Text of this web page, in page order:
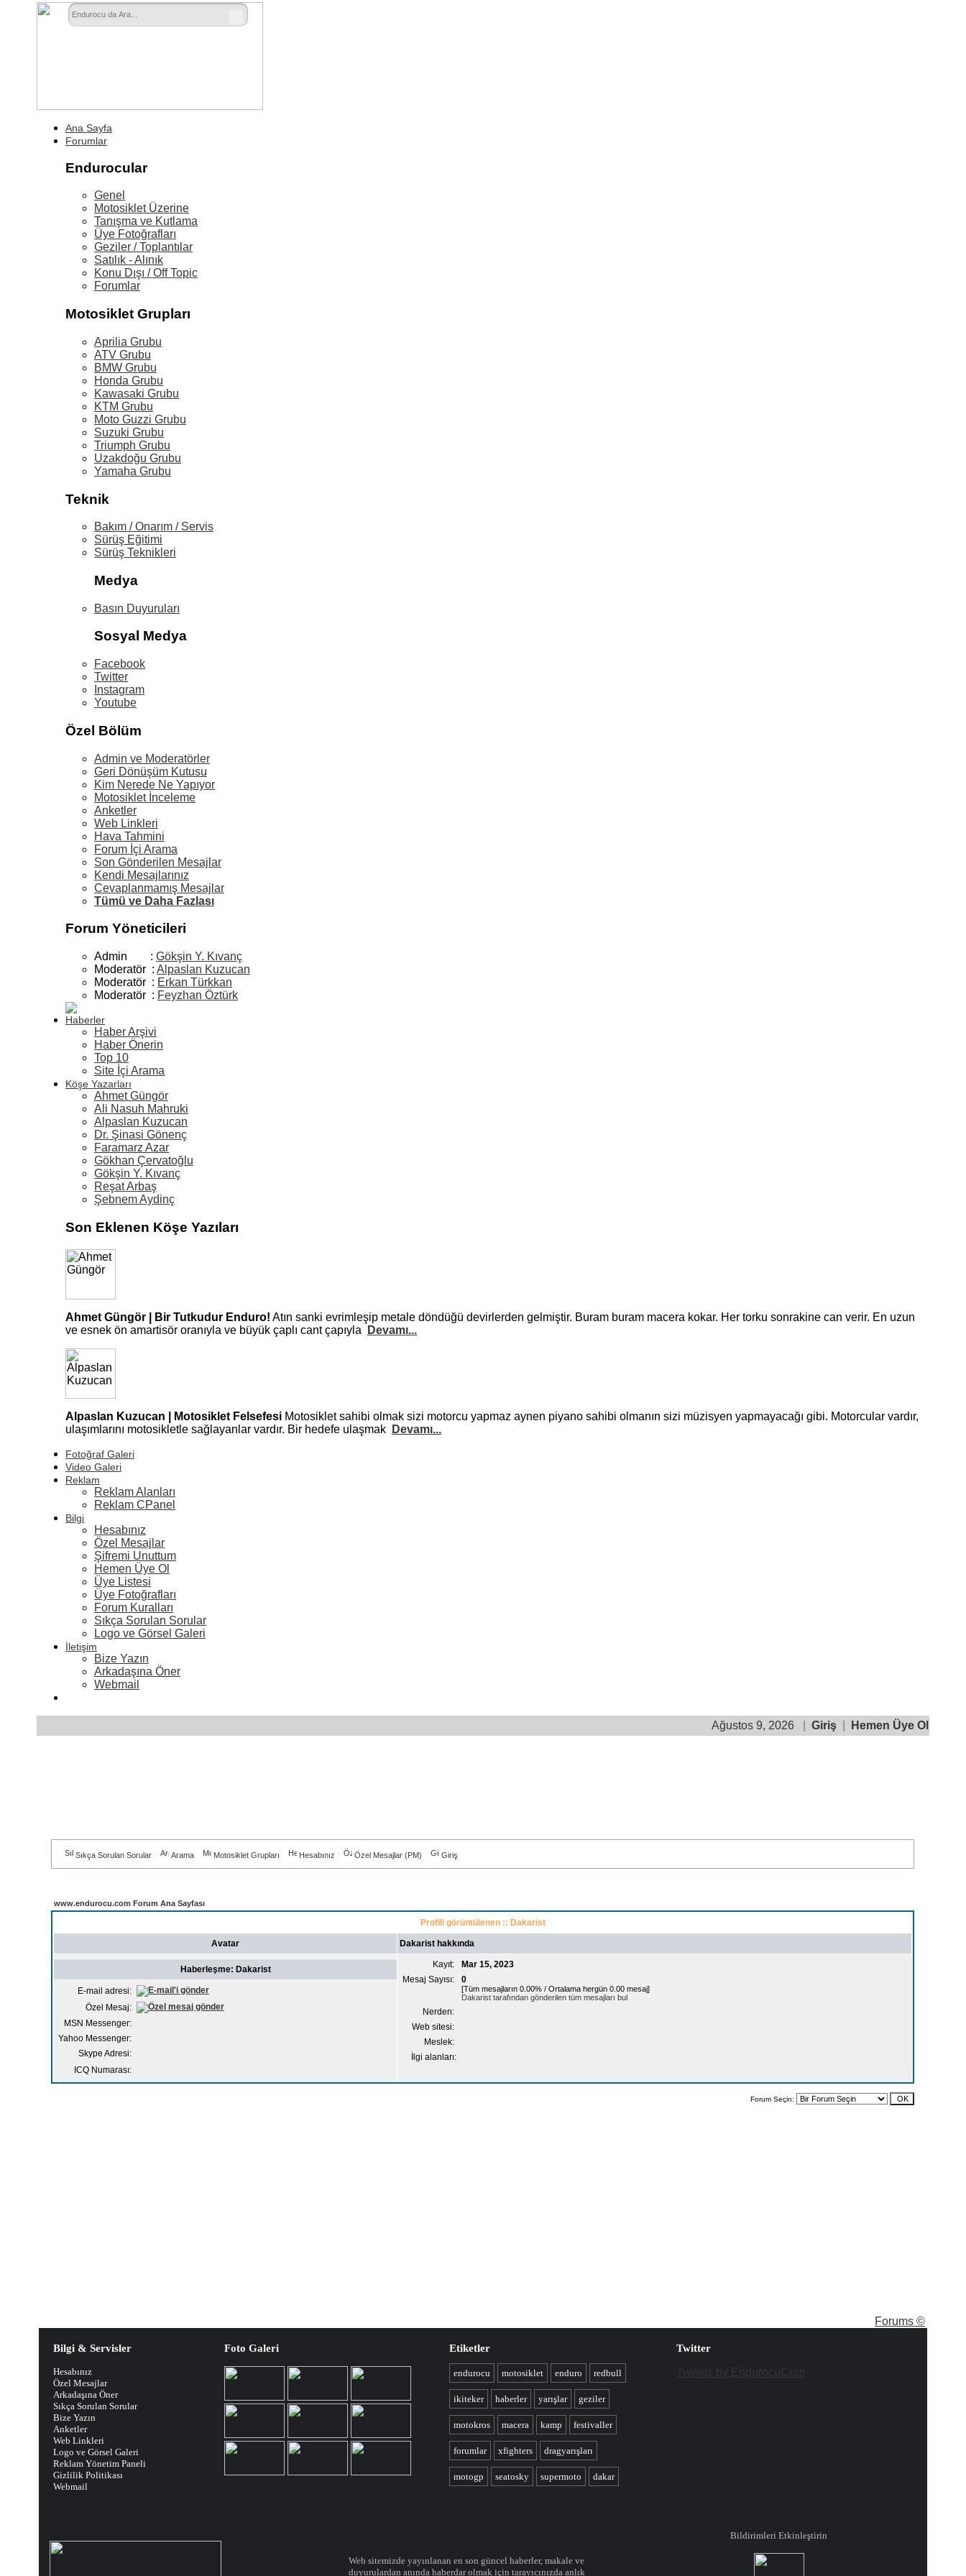
Ana Sayfa
Forumlar
Endurocular
Genel
Motosiklet Üzerine
Tanışma ve Kutlama
Üye Fotoğrafları
Geziler / Toplantılar
Satılık - Alınık
Konu Dışı / Off Topic
Forumlar
Motosiklet Grupları
Aprilia Grubu
ATV Grubu
BMW Grubu
Honda Grubu
Kawasaki Grubu
KTM Grubu
Moto Guzzi Grubu
Suzuki Grubu
Triumph Grubu
Uzakdoğu Grubu
Yamaha Grubu
Teknik
Bakım / Onarım / Servis
Sürüş Eğitimi
Sürüş Teknikleri
Medya
Basın Duyuruları
Sosyal Medya
Facebook
Twitter
Instagram
Youtube
Özel Bölüm
Admin ve Moderatörler
Geri Dönüşüm Kutusu
Kim Nerede Ne Yapıyor
Motosiklet İnceleme
Anketler
Web Linkleri
Hava Tahmini
Forum İçi Arama
Son Gönderilen Mesajlar
Kendi Mesajlarınız
Cevaplanmamış Mesajlar
Tümü ve Daha Fazlası
Forum Yöneticileri
Admin : Gökşin Y. Kıvanç
Moderatör : Alpaslan Kuzucan
Moderatör : Erkan Türkkan
Moderatör : Feyzhan Öztürk
Haberler
Haber Arşivi
Haber Önerin
Top 10
Site İçi Arama
Köşe Yazarları
Ahmet Güngör
Ali Nasuh Mahruki
Alpaslan Kuzucan
Dr. Şinasi Gönenç
Faramarz Azar
Gökhan Çervatoğlu
Gökşin Y. Kıvanç
Reşat Arbaş
Şebnem Aydinç
Son Eklenen Köşe Yazıları
Ahmet Güngör | Bir Tutkudur Enduro! Atın sanki evrimleşip metale döndüğü devirlerden gelmiştir. Buram buram macera kokar. Her torku sonrakine can verir. En uzun
ve esnek ön amartisör oranıyla ve büyük çaplı cant çapıyla
Devamı...
Alpaslan Kuzucan | Motosiklet Felsefesi Motosiklet sahibi olmak sizi motorcu yapmaz aynen piyano sahibi olmanın sizi müzisyen yapmayacağı gibi. Motorcular vardır,
ulaşımlarını motosikletle sağlayanlar vardır. Bir hedefe ulaşmak
Devamı...
Fotoğraf Galeri
Video Galeri
Reklam
Reklam Alanları
Reklam CPanel
Bilgi
Hesabınız
Özel Mesajlar
Şifremi Unuttum
Hemen Üye Ol
Üye Listesi
Üye Fotoğrafları
Forum Kuralları
Sıkça Sorulan Sorular
Logo ve Görsel Galeri
İletişim
Bize Yazın
Arkadaşına Öner
Webmail
Ağustos 9, 2026 Giriş Hemen Üye Ol
Sıkça Sorulan Sorular Arama Motosiklet Grupları Hesabınız Özel Mesajlar (PM) Giriş
www.endurocu.com Forum Ana Sayfası
Profili görüntülenen :: Dakarist
Avatar Dakarist hakkında
Kayıt:
Mar 15, 2023
Mesaj Sayısı:
0
[Tüm mesajların 0.00% / Ortalama hergün 0.00 mesaj]
Dakarist tarafından gönderilen tüm mesajları bul
Nerden:
Web sitesi:
Meslek:
İlgi alanları:
Haberleşme: Dakarist
E-mail adresi:
Özel Mesaj:
MSN Messenger:
Yahoo Messenger:
Skype Adresi:
ICQ Numarası:
Forum Seçin:
Forums ©
Bilgi & Servisler
Hesabınız
Özel Mesajlar
Arkadaşına Öner
Sıkça Sorulan Sorular
Bize Yazın
Anketler
Web Linkleri
Logo ve Görsel Galeri
Reklam Yönetim Paneli
Gizlilik Politikası
Webmail
Foto Galeri Etiketler
endurocu motosiklet enduro redbull
ikiteker haberler yarışlar geziler
motokros macera kamp festivaller
forumlar xfighters dragyarışları
motogp seatosky supermoto dakar
Twitter
Tweets by EndurocuCom
Web sitemizde yayınlanan en son güncel haberler, makale ve
duyurulardan anında haberdar olmak için tarayıcınızda anlık
Bildirimleri Etkinleştirin